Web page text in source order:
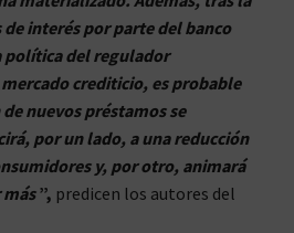
interés por parte del banco
política del regulador
crediticio, es probable
nuevos préstamos se
por un lado, a una reducción
y, por otro, animará
”, predicen los autores del